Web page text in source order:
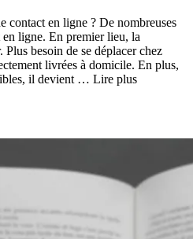
contact en ligne ? De nombreuses
ligne. En premier lieu, la
besoin de se déplacer chez
livrées à domicile. En plus,
il devient … Lire plus